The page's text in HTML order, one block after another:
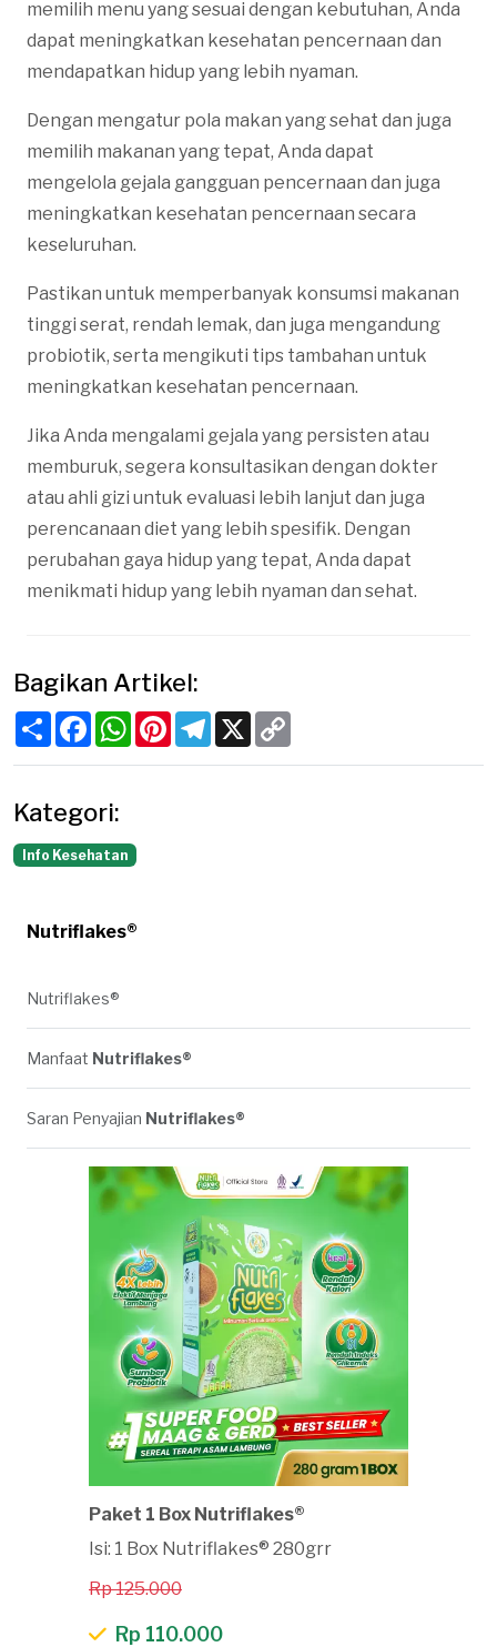
memilih menu yang sesuai dengan kebutuhan, Anda
dapat meningkatkan kesehatan pencernaan dan
mendapatkan hidup yang lebih nyaman.
Dengan mengatur pola makan yang sehat dan juga
memilih makanan yang tepat, Anda dapat
mengelola gejala gangguan pencernaan dan juga
meningkatkan kesehatan pencernaan secara
keseluruhan.
Pastikan untuk memperbanyak konsumsi makanan
tinggi serat, rendah lemak, dan juga mengandung
probiotik, serta mengikuti tips tambahan untuk
meningkatkan kesehatan pencernaan.
Jika Anda mengalami gejala yang persisten atau
memburuk, segera konsultasikan dengan dokter
atau ahli gizi untuk evaluasi lebih lanjut dan juga
perencanaan diet yang lebih spesifik. Dengan
perubahan gaya hidup yang tepat, Anda dapat
menikmati hidup yang lebih nyaman dan sehat.
Bagikan Artikel:
ShareFacebookWhatsApp
PinterestTelegram
X
Kategori:
Info Kesehatan
Nutriflakes®
Nutriflakes®
Manfaat Nutriflakes®
Saran Penyajian Nutriflakes®
Paket 1 Box Nutriflakes®
Isi: 1 Box Nutriflakes® 280grr
Rp 125.000
Rp 110.000